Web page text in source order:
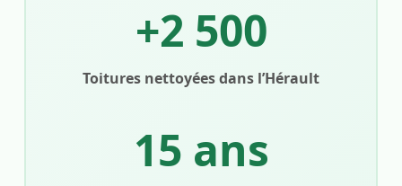
+2 500
Toitures nettoyées dans l’Hérault
15 ans